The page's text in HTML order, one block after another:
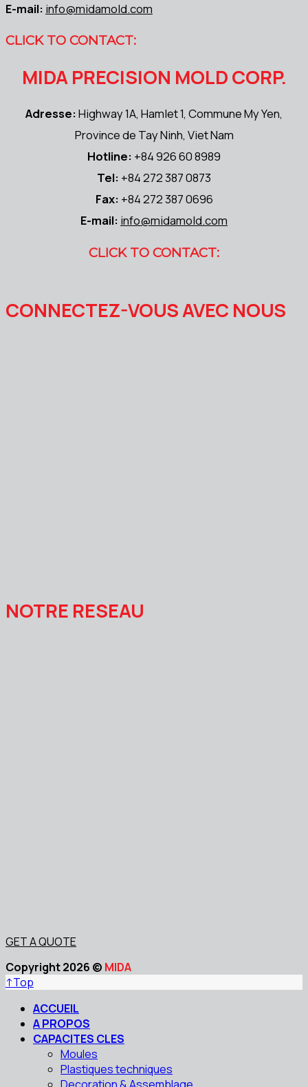
E-mail: info@midamold.com
CLICK TO CONTACT:
MIDA PRECISION MOLD CORP.
Adresse:Highway 1A, Hamlet 1, Commune My Yen,
Province de Tay Ninh, Viet Nam
Hotline: +84 926 60 8989
Tel: +84 272 387 0873
Fax: +84 272 387 0696
E-mail: info@midamold.com
CLICK TO CONTACT:
CONNECTEZ-VOUS AVEC NOUS
NOTRE RESEAU
GET A QUOTE
Copyright 2026 © MIDA
↑Top
ACCUEIL
A PROPOS
CAPACITES CLES
Moules
Plastiques techniques